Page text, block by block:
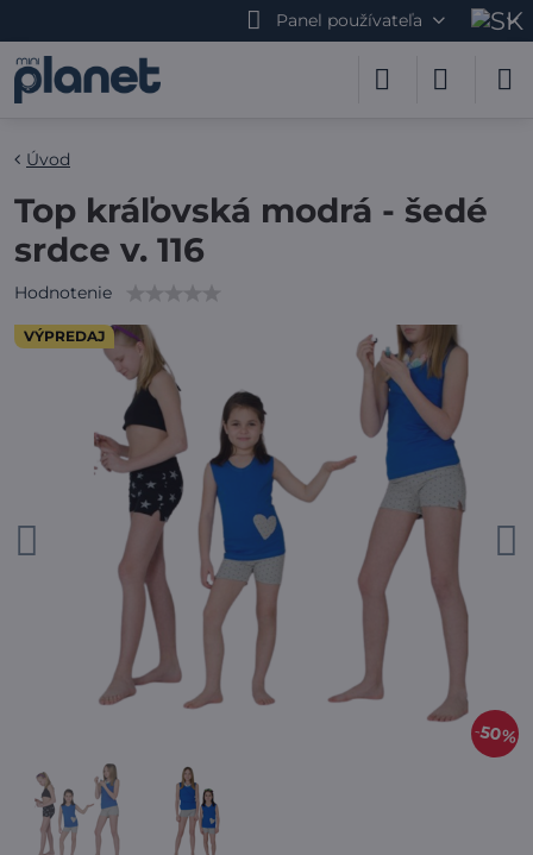
Panel používateľa
VÝPREDAJ
50%
Úvod
Top kráľovská modrá - šedé
srdce v. 116
Hodnotenie